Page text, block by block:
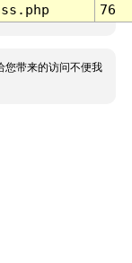
76
您带来的访问不便我